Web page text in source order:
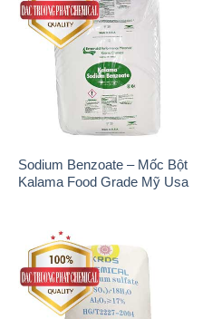
Sodium Benzoate – Mốc Bột
Kalama Food Grade Mỹ Usa